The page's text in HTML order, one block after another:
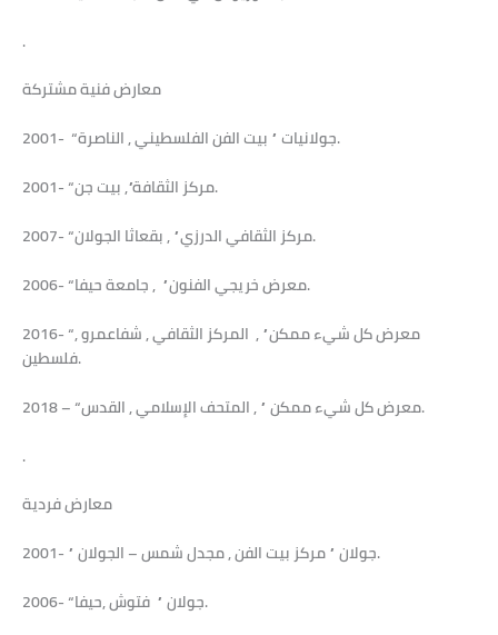
.
معارض فنية مشتركة
2001- “جولانيات ” بيت الفن الفلسطيني , الناصرة.
2001- “مركز الثقافة”, بيت جن.
2007- “مركز الثقافي الدرزي” , بقعاثا الجولان.
2006- “معرض خريجي الفنون” , جامعة حيفا.
2016- “معرض كل شيء ممكن” , المركز الثقافي , شفاعمرو ,
فلسطين.
2018 – “معرض كل شيء ممكن ” , المتحف الإسلامي , القدس.
.
معارض فردية
2001- ” جولان ” مركز بيت الفن , مجدل شمس – الجولان.
2006- “جولان ” فتوش ,حيفا.